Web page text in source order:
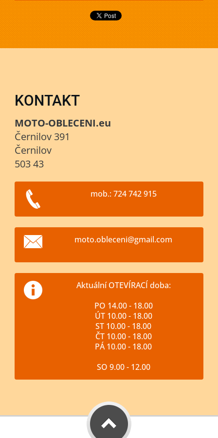
KONTAKT
MOTO-OBLECENI.eu
Černilov 391
Černilov
503 43
mob.: 724 742 915
moto.obleceni@gmail.com
Aktuální OTEVÍRACÍ doba:
PO 14.00 - 18.00
ÚT 10.00 - 18.00
ST 10.00 - 18.00
ČT 10.00 - 18.00
PÁ 10.00 - 18.00
SO 9.00 - 12.00